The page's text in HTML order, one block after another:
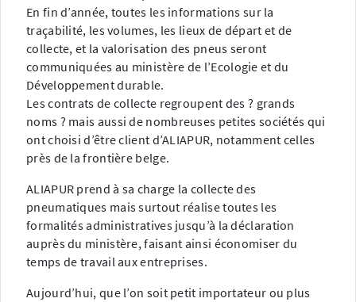
En fin d’année, toutes les informations sur la
traçabilité, les volumes, les lieux de départ et de
collecte, et la valorisation des pneus seront
communiquées au ministère de l’Ecologie et du
Développement durable.
Les contrats de collecte regroupent des ? grands
noms ? mais aussi de nombreuses petites sociétés qui
ont choisi d’être client d’ALIAPUR, notamment celles
près de la frontière belge.
ALIAPUR prend à sa charge la collecte des
pneumatiques mais surtout réalise toutes les
formalités administratives jusqu’à la déclaration
auprès du ministère, faisant ainsi économiser du
temps de travail aux entreprises.
Aujourd’hui, que l’on soit petit importateur ou plus